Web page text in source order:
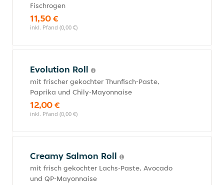
Fischrogen
11,50 €
inkl. Pfand (0,00 €)
Evolution Roll
mit frischer gekochter Thunfisch-Paste,
Paprika und Chily-Mayonnaise
12,00 €
inkl. Pfand (0,00 €)
Creamy Salmon Roll
mit frisch gekochter Lachs-Paste, Avocado
und QP-Mayonnaise